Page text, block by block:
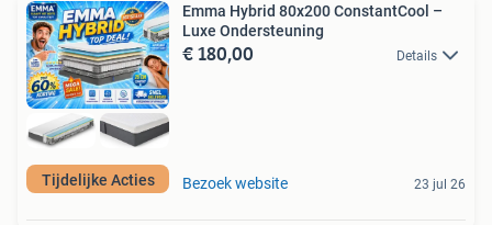
Tijdelijke Acties
Emma Hybrid 80x200 ConstantCool –
Luxe Ondersteuning
€ 180,00 Details
Bezoek website 23 jul 26